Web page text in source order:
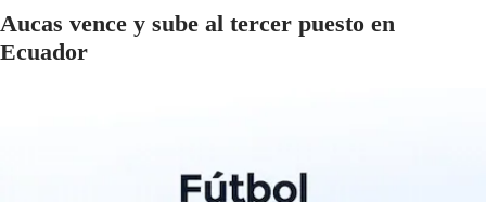
Aucas vence y sube al tercer puesto en
Ecuador